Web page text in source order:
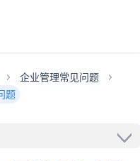
企业管理常见问题
题